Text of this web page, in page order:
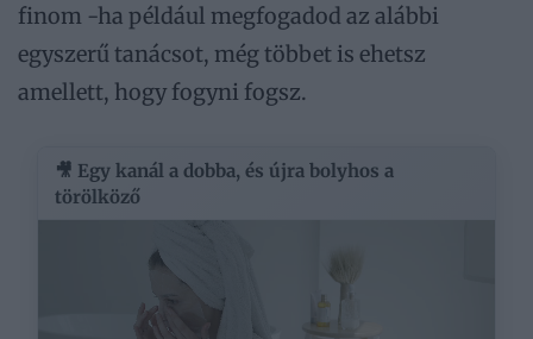
finom -ha például megfogadod az alábbi
egyszerű tanácsot, még többet is ehetsz
amellett, hogy fogyni fogsz.
🎥 Egy kanál a dobba, és újra bolyhos a
törölköző